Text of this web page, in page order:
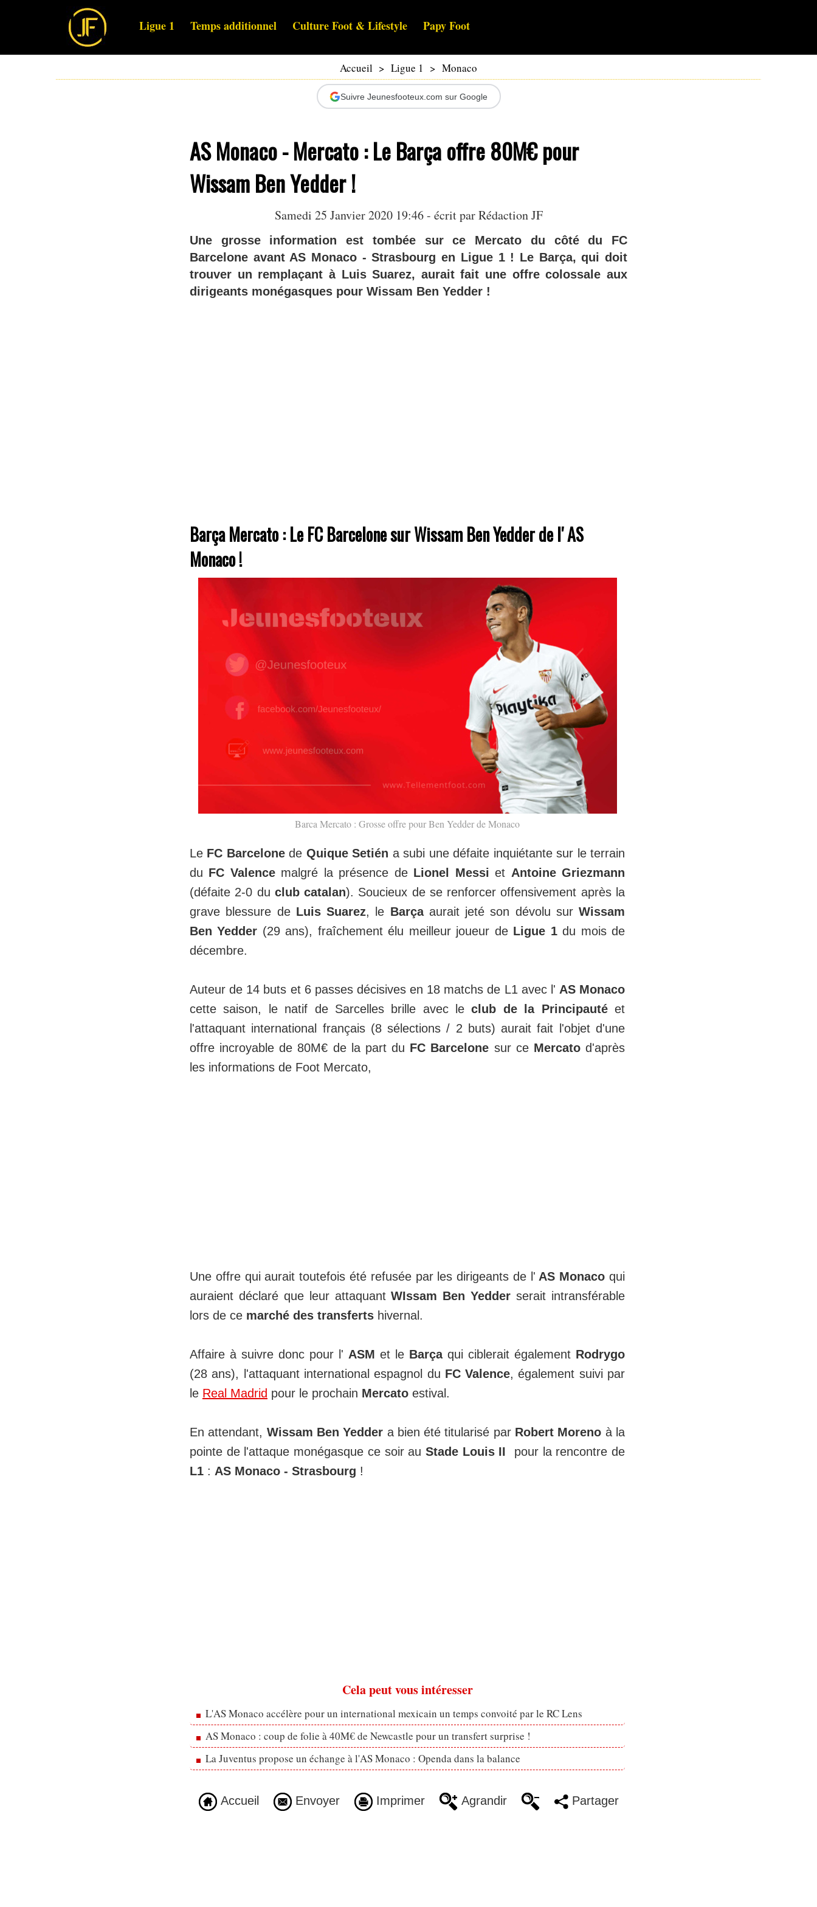
Ligue 1 Temps additionnel Culture Foot & Lifestyle Papy Foot
Accueil > Ligue 1 > Monaco
Suivre Jeunesfooteux.com sur Google
AS Monaco - Mercato : Le Barça offre 80M€ pour
Wissam Ben Yedder !
Samedi 25 Janvier 2020 19:46 - écrit par Rédaction JF
Une grosse information est tombée sur ce Mercato du côté du FC
Barcelone avant AS Monaco - Strasbourg en Ligue 1 ! Le Barça, qui doit
trouver un remplaçant à Luis Suarez, aurait fait une offre colossale aux
dirigeants monégasques pour Wissam Ben Yedder !
Barça Mercato : Le FC Barcelone sur Wissam Ben Yedder de l' AS
Monaco !
Barca Mercato : Grosse offre pour Ben Yedder de Monaco
Le FC Barcelonede Quique Setién a subi une défaite inquiétante sur le terrain
du FC Valencemalgré la présence deLionel Messi et Antoine Griezmann
(défaite 2-0 du club catalan). Soucieux de se renforcer offensivement après la
grave blessure de Luis Suarez, le Barçaaurait jeté son dévolu sur Wissam
Ben Yedder (29 ans), fraîchement élu meilleur joueur de Ligue 1du mois de
décembre.
Auteur de 14 buts et 6 passes décisives en 18 matchs de L1 avec l' AS Monaco
cette saison, le natif de Sarcelles brille avec leclub de la Principautéet
l'attaquant international français (8 sélections / 2 buts) aurait fait l'objet d'une
offre incroyable de 80M€ de la part du FC Barcelone sur ceMercatod'après
les informations de Foot Mercato,
Une offre qui aurait toutefois été refusée par les dirigeants de l' AS Monaco qui
auraient déclaré que leur attaquantWIssam Ben Yedderserait intransférable
lors de ce marché des transferts hivernal.
Affaire à suivre donc pour l' ASM et le Barçaqui ciblerait également Rodrygo
(28 ans), l'attaquant international espagnol du FC Valence, également suivi par
le Real Madrid pour le prochain Mercato estival.
En attendant, Wissam Ben Yedder a bien été titularisé par Robert Moreno à la
pointe de l'attaque monégasque ce soir au Stade Louis II
pour la rencontre de
L1 : AS Monaco - Strasbourg !
Cela peut vous intéresser
L'AS Monaco accélère pour un international mexicain un temps convoité par le RC Lens
AS Monaco : coup de folie à 40M€ de Newcastle pour un transfert surprise !
La Juventus propose un échange à l'AS Monaco : Openda dans la balance
Accueil Envoyer Imprimer Agrandir Partager